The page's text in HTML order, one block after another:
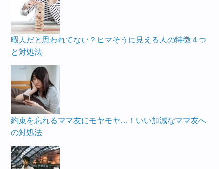
暇人だと思われてない？ヒマそうに見える人の特徴４つ
と対処法
約束を忘れるママ友にモヤモヤ…！いい加減なママ友へ
の対処法